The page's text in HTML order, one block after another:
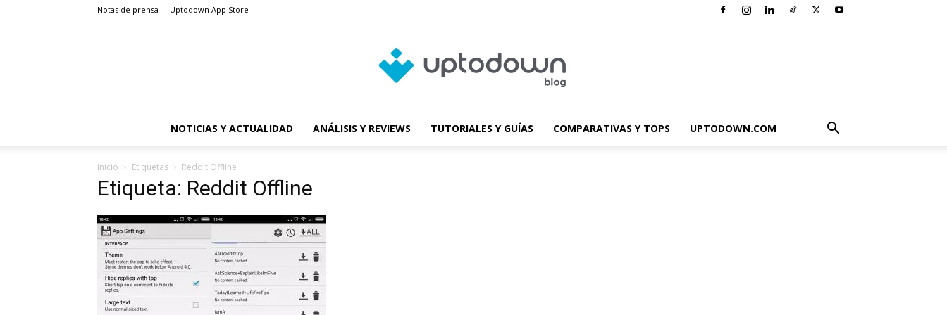
Notas de prensa Uptodown App Store
NOTICIAS Y ACTUALIDAD ANÁLISIS Y REVIEWS TUTORIALES Y GUÍAS COMPARATIVAS Y TOPS UPTODOWN.COM
Inicio Etiquetas Reddit Offline
Etiqueta: Reddit Offline